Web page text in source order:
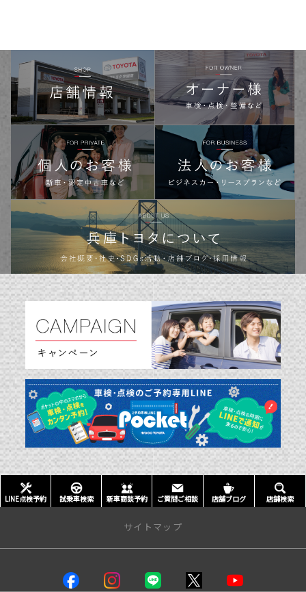
LINE点検予約 試乗車検索 新車商談予約 ご質問ご相談 店舗ブログ 店舗検索
サイトマップ